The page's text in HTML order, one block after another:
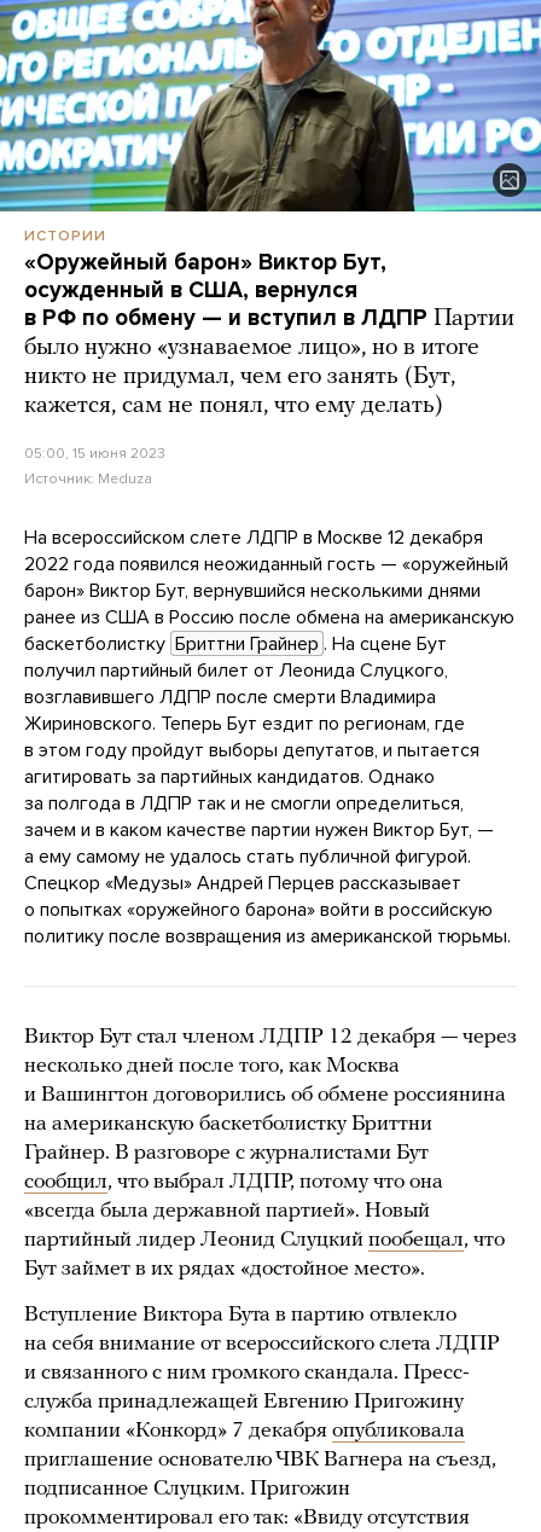
ИСТОРИИ
«Оружейный барон» Виктор Бут,
осужденный в США, вернулся
в РФ по обмену — и вступил в ЛДПР Партии
было нужно «узнаваемое лицо», но в итоге
никто не придумал, чем его занять (Бут,
кажется, сам не понял, что ему делать)
05:00, 15 июня 2023
Источник: Meduza
На всероссийском слете ЛДПР в Москве 12 декабря
2022 года появился неожиданный гость — «оружейный
барон» Виктор Бут, вернувшийся несколькими днями
ранее из США в Россию после обмена на американскую
баскетболистку Бриттни Грайнер . На сцене Бут
получил партийный билет от Леонида Слуцкого,
возглавившего ЛДПР после смерти Владимира
Жириновского. Теперь Бут ездит по регионам, где
в этом году пройдут выборы депутатов, и пытается
агитировать за партийных кандидатов. Однако
за полгода в ЛДПР так и не смогли определиться,
зачем и в каком качестве партии нужен Виктор Бут, —
а ему самому не удалось стать публичной фигурой.
Спецкор «Медузы» Андрей Перцев рассказывает
о попытках «оружейного барона» войти в российскую
политику после возвращения из американской тюрьмы.
Виктор Бут стал членом ЛДПР 12 декабря — через
несколько дней после того, как Москва
и Вашингтон договорились об обмене россиянина
на американскую баскетболистку Бриттни
Грайнер. В разговоре с журналистами Бут
сообщил, что выбрал ЛДПР, потому что она
«всегда была державной партией». Новый
партийный лидер Леонид Слуцкий пообещал, что
Бут займет в их рядах «достойное место».
Вступление Виктора Бута в партию отвлекло
на себя внимание от всероссийского слета ЛДПР
и связанного с ним громкого скандала. Пресс-
служба принадлежащей Евгению Пригожину
компании «Конкорд» 7 декабря опубликовала
приглашение основателю ЧВК Вагнера на съезд,
подписанное Слуцким. Пригожин
прокомментировал его так: «Ввиду отсутствия